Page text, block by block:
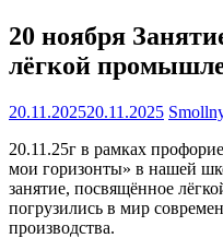
20 ноября
лёгкой
20.11.202520.11.2025
20.11.25г в рамках
мои горизонты» в нашей
занятие, посвящённое
погрузились в мир
производства.